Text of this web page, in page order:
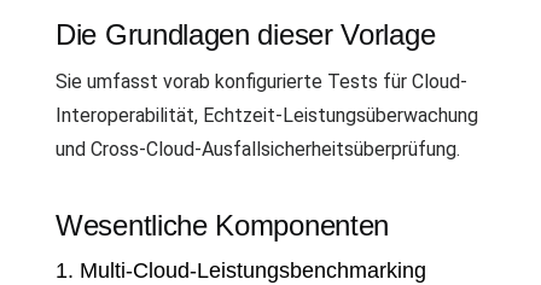
Die Grundlagen dieser Vorlage
Sie umfasst vorab konfigurierte Tests für Cloud-
Interoperabilität, Echtzeit-Leistungsüberwachung
und Cross-Cloud-Ausfallsicherheitsüberprüfung.
Wesentliche Komponenten
1. Multi-Cloud-Leistungsbenchmarking